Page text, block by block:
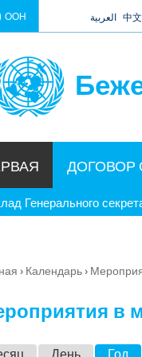
ООН العربية 中文
ДОГОВОР
Генерального
› Календарь›
в